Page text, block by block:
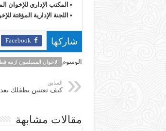
• المكتب الإداري للإخوان
• اللجنة الإدارية المؤقتة
شاركها Facebook
الوسوم الاخوان المسلمون ازمة
السابق
كيف تعتنين بطفلك بعد
مقالات مشابهة